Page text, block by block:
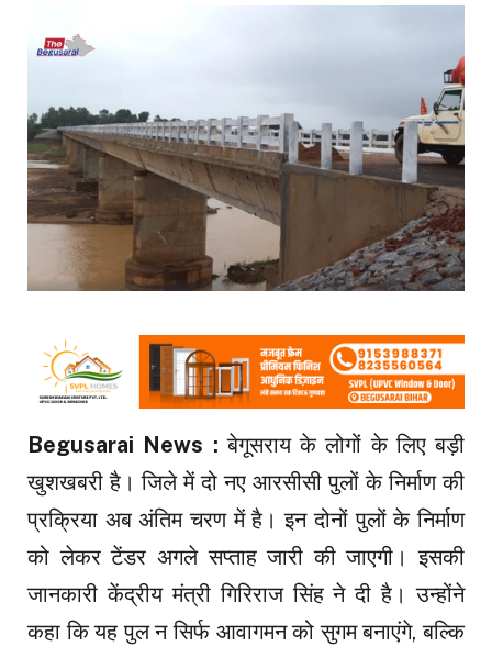
Begusarai News : बेगूसराय के लोगों के लिए बड़ी
खुशखबरी है। जिले में दो नए आरसीसी पुलों के निर्माण की
प्रक्रिया अब अंतिम चरण में है। इन दोनों पुलों के निर्माण
को लेकर टेंडर अगले सप्ताह जारी की जाएगी। इसकी
जानकारी केंद्रीय मंत्री गिरिराज सिंह ने दी है। उन्होंने
कहा कि यह पुल न सिर्फ आवागमन को सुगम बनाएंगे, बल्कि